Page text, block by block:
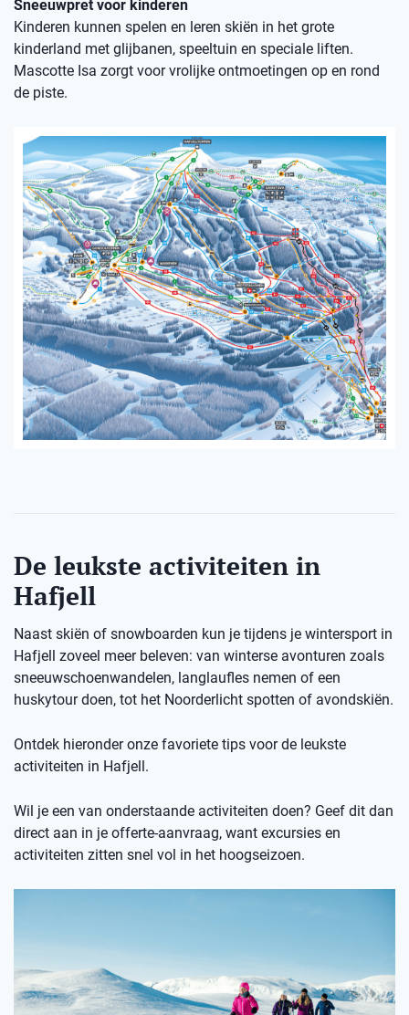
Sneeuwpret voor kinderen
Kinderen kunnen spelen en leren skiën in het grote
kinderland met glijbanen, speeltuin en speciale liften.
Mascotte Isa zorgt voor vrolijke ontmoetingen op en rond
de piste.
De leukste activiteiten in
Hafjell
Naast skiën of snowboarden kun je tijdens je wintersport in
Hafjell zoveel meer beleven: van winterse avonturen zoals
sneeuwschoenwandelen, langlaufles nemen of een
huskytour doen, tot het Noorderlicht spotten of avondskiën.
Ontdek hieronder onze favoriete tips voor de leukste
activiteiten in Hafjell.
Wil je een van onderstaande activiteiten doen? Geef dit dan
direct aan in je offerte-aanvraag, want excursies en
activiteiten zitten snel vol in het hoogseizoen.